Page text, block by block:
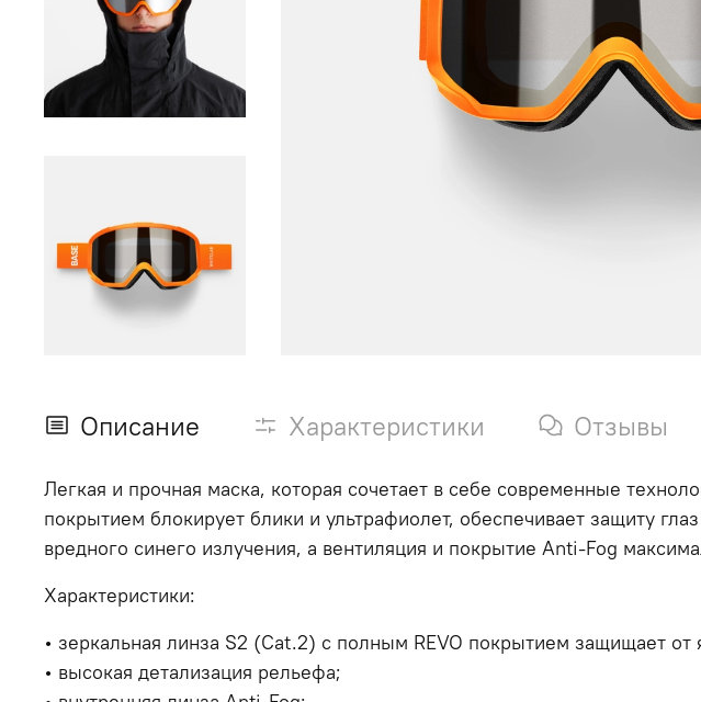
Описание Характеристики Отзывы
Легкая и прочная маска, которая сочетает в себе современные
покрытием блокирует блики и ультрафиолет, обеспечивает защиту
вредного синего излучения, а вентиляция и покрытие Anti-Fog
Характеристики:
• зеркальная линза S2 (Cat.2) с полным REVO покрытием защищает от
• высокая детализация рельефа;